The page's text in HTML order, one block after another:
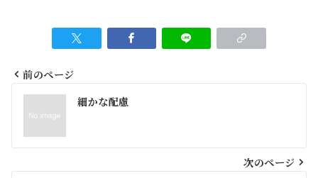
投
ナ
ビ
前のページ
細かな配慮
次のページ